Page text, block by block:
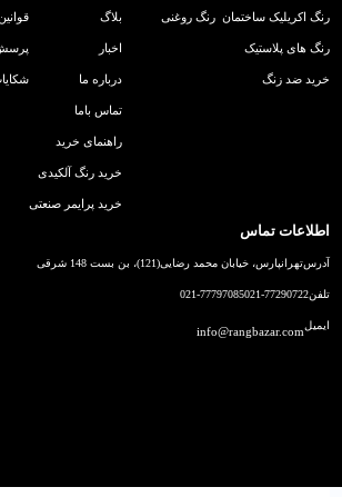
رنگ اکریلیک ساختمان
رنگ های پلاستیک
خرید ضد زنگ
رنگ روغنی بلاگ
اخبار
درباره ما
تماس باما
راهنمای خرید
خرید رنگ آلکیدی
خرید پرایمر صنعتی
اطلاعات تماس
آدرستهرانپارس، خیابان محمد رضایی(121)، بن بست 148 شرقی
تلفن021-77290722
021-77797085
ایمیلinfo@rangbazar.com